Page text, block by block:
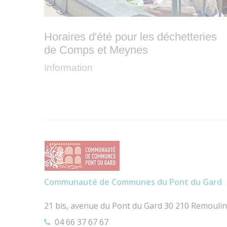
Horaires d'été pour les déchetteries
de Comps et Meynes
Information
Communauté de Communes du Pont du Gard
21 bis, avenue du Pont du Gard 30 210
04 66 37 67 67